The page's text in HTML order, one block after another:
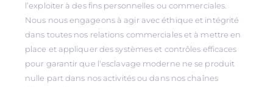
l’exploiter à des fins personnelles ou commerciales.
Nous nous engageons à agir avec éthique et intégrité
dans toutes nos relations commerciales et à mettre en
place et appliquer des systèmes et contrôles efficaces
pour garantir que l'esclavage moderne ne se produit
nulle part dans nos activités ou dans nos chaînes